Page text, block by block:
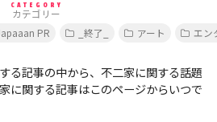
CATEGORY
カテゴリー
PR _終了_ アート エン
る記事の中から、不二家に関する話題
に関する記事はこのページからいつで